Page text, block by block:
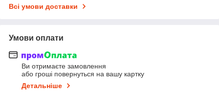
Всі умови доставки
Умови оплати
Ви отримаєте замовлення
або гроші повернуться на вашу картку
Детальніше